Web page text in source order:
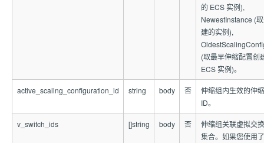
的 ECS 实例),
NewestInstance (
建的实例),
(取最早伸缩配置创
ECS 实例)。
active_scaling_configuration_id string body 否
伸缩组内生效的伸
ID。
v_switch_ids []string body 否
伸缩组关联虚拟交
集合。如果您使用了